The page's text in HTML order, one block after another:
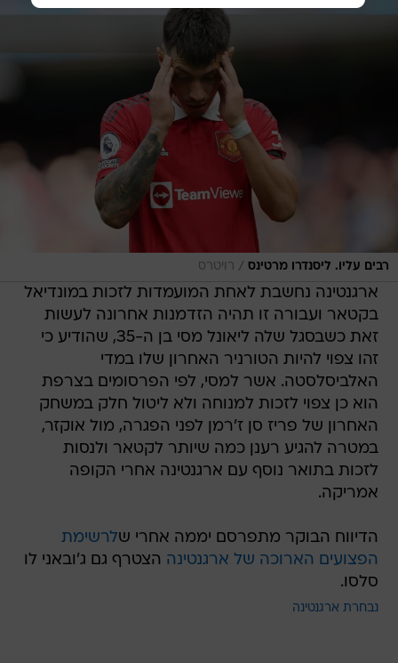
רבים עליו. ליסנדרו מרטינס / רויטרס
ארגנטינה נחשבת לאחת המועמדות לזכות במונדיאל
בקטאר ועבורה זו תהיה הזדמנות אחרונה לעשות
זאת כשבסגל שלה ליאונל מסי בן ה-35, שהודיע כי
זהו צפוי להיות הטורניר האחרון שלו במדי
האלביסלסטה. אשר למסי, לפי הפרסומים בצרפת
הוא כן צפוי לזכות למנוחה ולא ליטול חלק במשחק
האחרון של פריז סן ז'רמן לפני הפגרה, מול אוקזר,
במטרה להגיע רענן כמה שיותר לקטאר ולנסות
לזכות בתואר נוסף עם ארגנטינה אחרי הקופה
אמריקה.
הדיווח הבוקר מתפרסם יממה אחרי שלרשימת
הפצועים הארוכה של ארגנטינה הצטרף גם ג'ובאני לו
סלסו.
נבחרת ארגנטינה